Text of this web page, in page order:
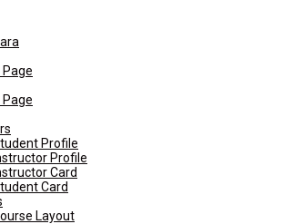
Profile
Profile
Card
Card
Layout